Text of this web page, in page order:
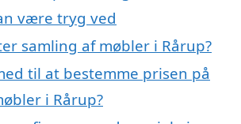
være tryg ved
samling af møbler i Rårup?
til at bestemme prisen på
i Rårup?